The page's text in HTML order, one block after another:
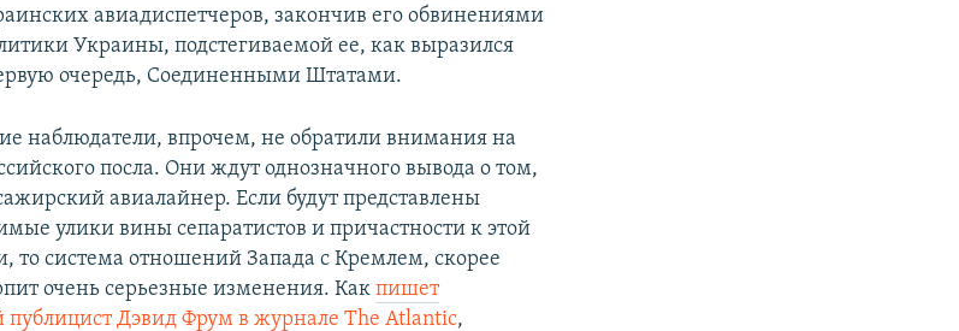
авиадиспетчеров, закончив его обвинениями
Украины, подстегиваемой ее, как выразился
очередь, Соединенными Штатами.
наблюдатели, впрочем, не обратили внимания на
посла. Они ждут однозначного вывода о том,
авиалайнер. Если будут представлены
улики вины сепаратистов и причастности к этой
то система отношений Запада с Кремлем, скорее
очень серьезные изменения. Как пишет
публицист Дэвид Фрум в журнале The Atlantic,